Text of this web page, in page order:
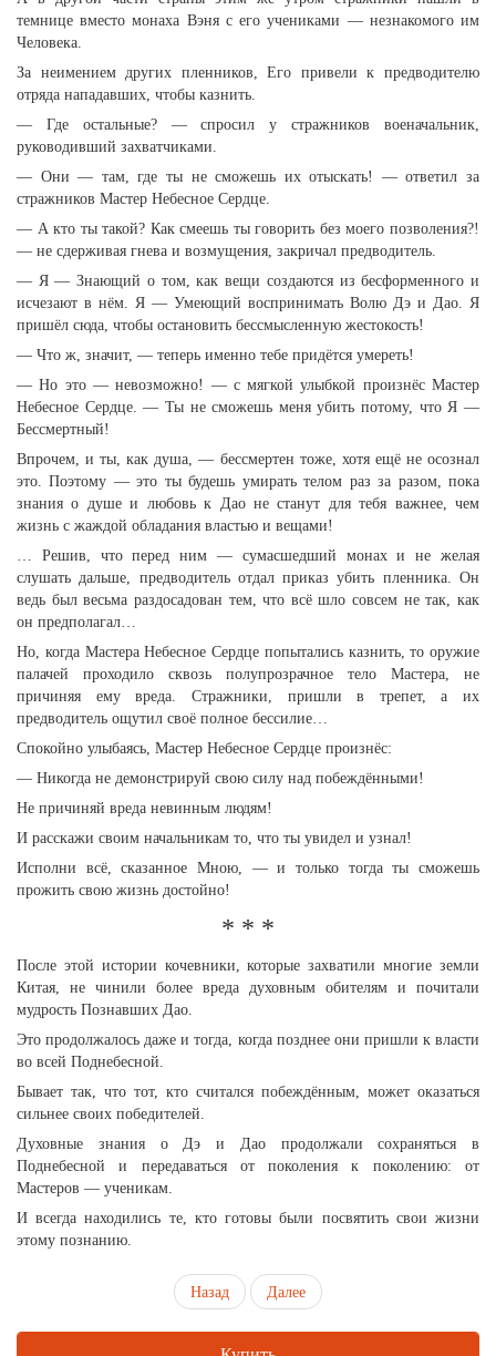
темнице вместо монаха Вэня с его учениками — незнакомого им
Человека.
За неимением других пленников, Его привели к предводителю
отряда нападавших, чтобы казнить.
— Где остальные? — спросил у стражников военачальник,
руководивший захватчиками.
— Они — там, где ты не сможешь их отыскать! — ответил за
стражников Мастер Небесное Сердце.
— А кто ты такой? Как смеешь ты говорить без моего позволения?!
— не сдерживая гнева и возмущения, закричал предводитель.
— Я — Знающий о том, как вещи создаются из бесформенного и
исчезают в нём. Я — Умеющий воспринимать Волю Дэ и Дао. Я
пришёл сюда, чтобы остановить бессмысленную жестокость!
— Что ж, значит, — теперь именно тебе придётся умереть!
— Но это — невозможно! — с мягкой улыбкой произнёс Мастер
Небесное Сердце. — Ты не сможешь меня убить потому, что Я —
Бессмертный!
Впрочем, и ты, как душа, — бессмертен тоже, хотя ещё не осознал
это. Поэтому — это ты будешь умирать телом раз за разом, пока
знания о душе и любовь к Дао не станут для тебя важнее, чем
жизнь с жаждой обладания властью и вещами!
… Решив, что перед ним — сумасшедший монах и не желая
слушать дальше, предводитель отдал приказ убить пленника. Он
ведь был весьма раздосадован тем, что всё шло совсем не так, как
он предполагал…
Но, когда Мастера Небесное Сердце попытались казнить, то оружие
палачей проходило сквозь полупрозрачное тело Мастера, не
причиняя ему вреда. Стражники, пришли в трепет, а их
предводитель ощутил своё полное бессилие…
Спокойно улыбаясь, Мастер Небесное Сердце произнёс:
— Никогда не демонстрируй свою силу над побеждёнными!
Не причиняй вреда невинным людям!
И расскажи своим начальникам то, что ты увидел и узнал!
Исполни всё, сказанное Мною, — и только тогда ты сможешь
прожить свою жизнь достойно!
* * *
После этой истории кочевники, которые захватили многие земли
Китая, не чинили более вреда духовным обителям и почитали
мудрость Познавших Дао.
Это продолжалось даже и тогда, когда позднее они пришли к власти
во всей Поднебесной.
Бывает так, что тот, кто считался побеждённым, может оказаться
сильнее своих победителей.
Духовные знания о Дэ и Дао продолжали сохраняться в
Поднебесной и передаваться от поколения к поколению: от
Мастеров — ученикам.
И всегда находились те, кто готовы были посвятить свои жизни
этому познанию.
Назад Далее